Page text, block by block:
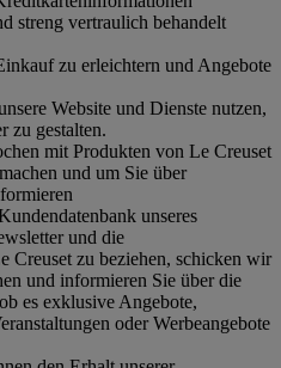
streng vertraulich behandelt
zu erleichtern und Angebote
Website und Dienste nutzen,
zu gestalten.
mit Produkten von Le Creuset
und um Sie über
unseres
und die
zu beziehen, schicken wir
und informieren Sie über die
es exklusive Angebote,
oder Werbeangebote